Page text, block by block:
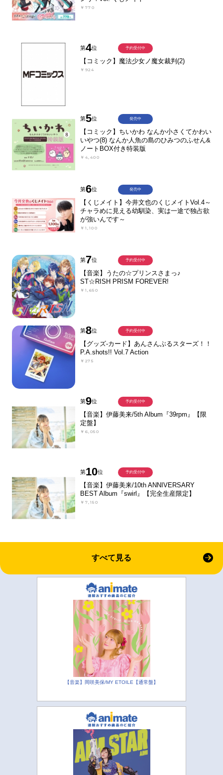
￥770
第4位
【コミック】魔法少女ノ魔女裁判(2)
￥924
予約受付中
第5位
【コミック】ちいかわ なんか小さくてかわい
いやつ(8) なんか人魚の島のひみつのふせん&
ノートBOX付き特装版
￥4,400
発売中
第6位
【くじメイト】今井文也のくじメイトVol.4～
チャラめに見える幼馴染、実は一途で独占欲
が強いんです～
￥1,100
発売中
第7位
【音楽】うたの☆プリンスさまっ♪
ST☆RISH PRISM FOREVER!
￥1,650
予約受付中
第8位
【グッズ-カード】あんさんぶるスターズ！！
P.A.shots!! Vol.7 Action
￥275
予約受付中
第9位
【音楽】伊藤美来/5th Album『39rpm』【限
定盤】
￥6,050
予約受付中
第10位
【音楽】伊藤美来/10th ANNIVERSARY
BEST Album『swirl』【完全生産限定】
￥7,150
予約受付中
すべて見る
【音楽】岡咲美保/MY ETOILE【通常盤】